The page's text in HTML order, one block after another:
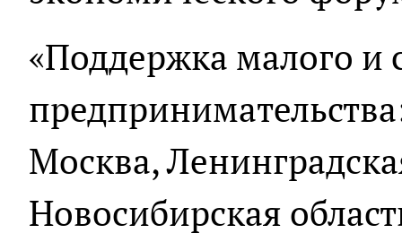
«Поддержка малого и
Москва,
Новосибирская